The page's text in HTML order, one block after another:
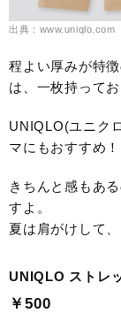
出典：www.uniqlo.com
程よい厚みが特
は、一枚持って
UNIQLO(ユニク
マにもおすすめ！
きちんと感もあ
すよ。
夏は肩がけして
UNIQLO ストレ
￥500